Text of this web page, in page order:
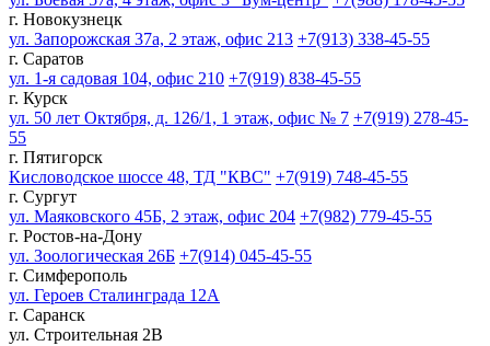
г. Новокузнецк
ул. Запорожская 37а, 2 этаж, офис 213 +7(913) 338-45-55
г. Саратов
ул. 1-я садовая 104, офис 210 +7(919) 838-45-55
г. Курск
ул. 50 лет Октября, д. 126/1, 1 этаж, офис № 7 +7(919) 278-45-
55
г. Пятигорск
Кисловодское шоссе 48, ТД "КВС" +7(919) 748-45-55
г. Сургут
ул. Маяковского 45Б, 2 этаж, офис 204 +7(982) 779-45-55
г. Ростов-на-Дону
ул. Зоологическая 26Б +7(914) 045-45-55
г. Симферополь
ул. Героев Сталинграда 12А
г. Саранск
ул. Строительная 2В